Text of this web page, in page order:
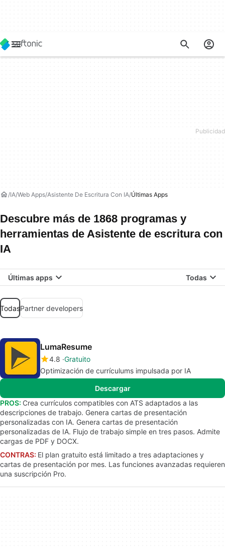
IA Web Apps Asistente De Escritura Con IA Últimas Apps
Descubre más de 1868 programas y
herramientas de Asistente de escritura con
IA
Últimas apps Todas
TodasPartner developers
LumaResume
4.8 Gratuito
Optimización de currículums impulsada por IA
Descargar
PROS: Crea currículos compatibles con ATS adaptados a las
descripciones de trabajo. Genera cartas de presentación
personalizadas con IA. Genera cartas de presentación
personalizadas de IA. Flujo de trabajo simple en tres pasos. Admite
cargas de PDF y DOCX.
CONTRAS: El plan gratuito está limitado a tres adaptaciones y
cartas de presentación por mes. Las funciones avanzadas requieren
una suscripción Pro.